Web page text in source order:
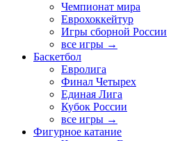
Чемпионат мира
Еврохоккейтур
Игры сборной России
все игры →
Баскетбол
Евролига
Финал Четырех
Единая Лига
Кубок России
все игры →
Фигурное катание